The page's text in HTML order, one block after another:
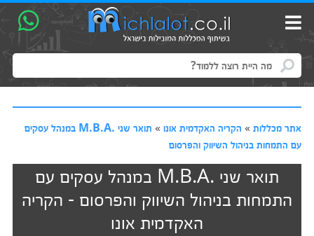
אתר מכללות» הקריה האקדמית אונו»
תואר שני .M.B.A במנהל עסקים
עם התמחות בניהול השיווק והפרסום
תואר שני .M.B.A במנהל עסקים עם
התמחות בניהול השיווק והפרסום - הקריה
האקדמית אונו